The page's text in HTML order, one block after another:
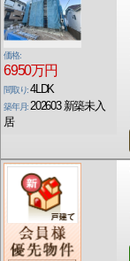
価格:
6950万円
間取り:4LDK
築年月: 202603 新築未入
居